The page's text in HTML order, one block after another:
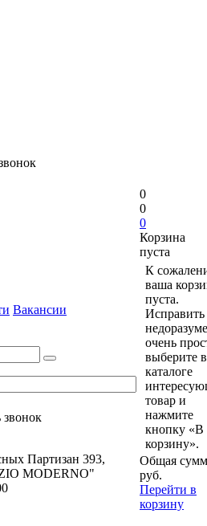
Вакансии
звонок
Партизан 393,
MODERNO"
0
0
0
Корзина
пуста
К
ваша
пуста.
Исправить
очень
выберите в
каталоге
товар и
нажмите
кнопку «В
корзину».
Общая
руб.
Перейти в
корзину